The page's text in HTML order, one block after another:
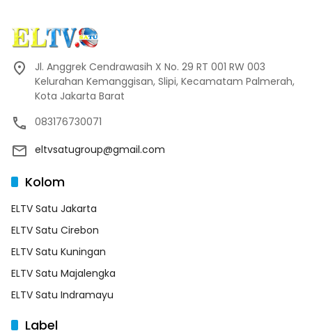
Jl. Anggrek Cendrawasih X No. 29 RT 001 RW 003
Kelurahan Kemanggisan, Slipi, Kecamatam Palmerah,
Kota Jakarta Barat
083176730071
eltvsatugroup@gmail.com
Kolom
ELTV Satu Jakarta
ELTV Satu Cirebon
ELTV Satu Kuningan
ELTV Satu Majalengka
ELTV Satu Indramayu
Label